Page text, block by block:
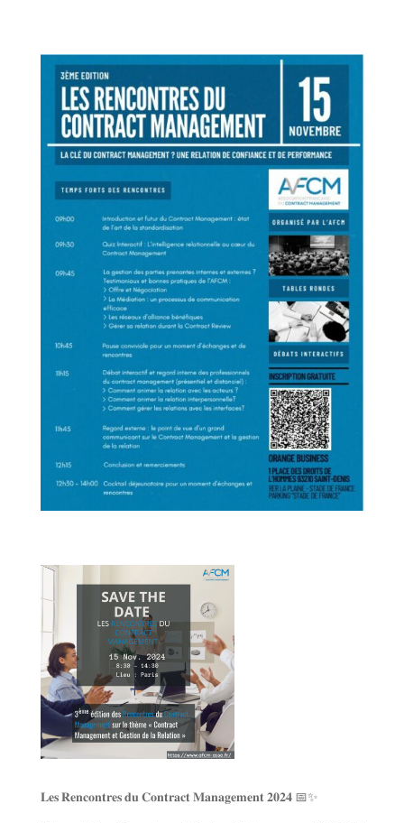
𝐋𝐞𝐬 𝐑𝐞𝐧𝐜𝐨𝐧𝐭𝐫𝐞𝐬 𝐝𝐮 𝐂𝐨𝐧𝐭𝐫𝐚𝐜𝐭 𝐌𝐚𝐧𝐚𝐠𝐞𝐦𝐞𝐧𝐭 𝟐𝟎𝟐𝟒 📅✨